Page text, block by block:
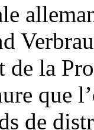
la
que
de